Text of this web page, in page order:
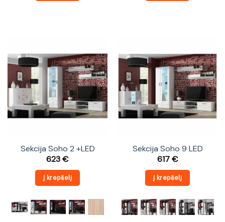
Sekcija Soho 2 +LED
623€
Į krepšelį
Sekcija Soho 9 LED
617€
Į krepšelį